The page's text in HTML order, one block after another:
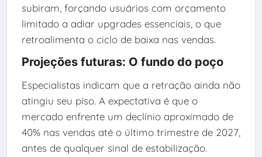
subiram, forçando usuários com orçamento
limitado a adiar upgrades essenciais, o que
retroalimenta o ciclo de baixa nas vendas.
Projeções futuras: O fundo do poço
Especialistas indicam que a retração ainda não
atingiu seu piso. A expectativa é que o
mercado enfrente um declínio aproximado de
40% nas vendas até o último trimestre de 2027,
antes de qualquer sinal de estabilização.